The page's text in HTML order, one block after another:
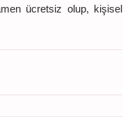
ücretsiz olup, kişisel